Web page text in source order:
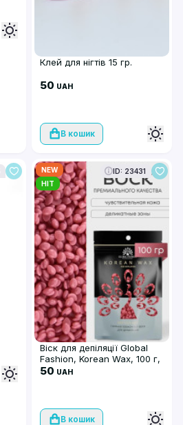
Клей для нігтів 15 гр.
50 UAH
В кошик
NEW
HIT
ID: 23431
Віск для депіляції Global
Fashion, Korean Wax, 100 г,
плівковий, Rose (троянда)
50 UAH
В кошик